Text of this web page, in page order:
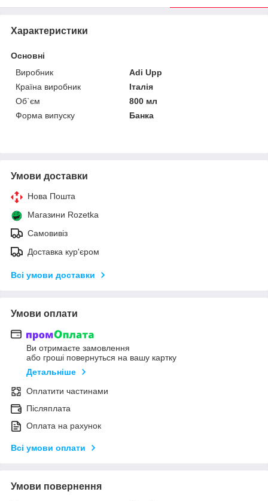
Характеристики
Основні
Виробник
Adi Upp
Країна виробник
Італія
Об`єм
800 мл
Форма випуску
Банка
Умови доставки
Нова Пошта
Магазини Rozetka
Самовивіз
Доставка кур'єром
Всі умови доставки
Умови оплати
Ви отримаєте замовлення
або гроші повернуться на вашу картку
Детальніше
Оплатити частинами
Післяплата
Оплата на рахунок
Всі умови оплати
Умови повернення